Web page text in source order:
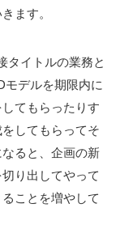
ます。
タイトルの業務と
モデルを期限内に
てもらったりす
してもらってそ
ると、企画の新
り出してやって
ことを増やして